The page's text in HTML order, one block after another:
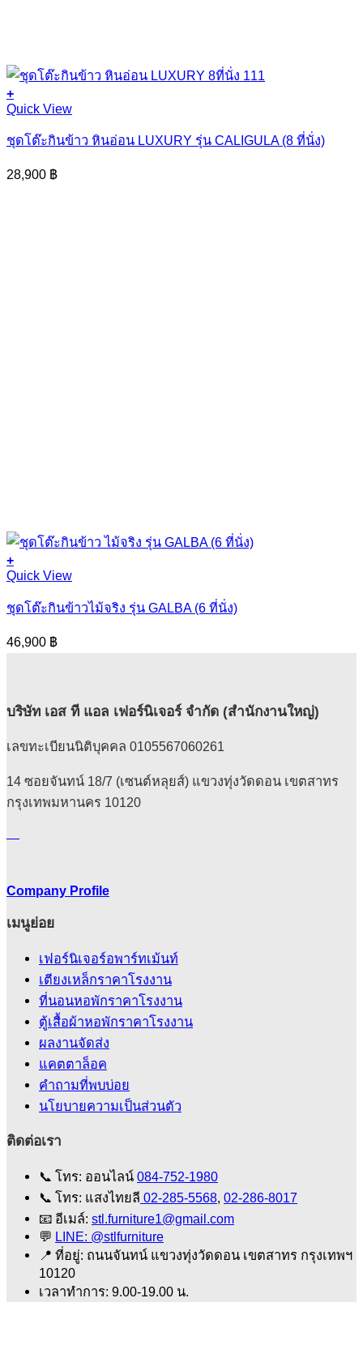
+
Quick View
ชุดโต๊ะกินข้าว หินอ่อน LUXURY รุ่น CALIGULA (8 ที่นั่ง)
28,900 ฿
+
Quick View
ชุดโต๊ะกินข้าวไม้จริง รุ่น GALBA (6 ที่นั่ง)
46,900 ฿
บริษัท เอส ที แอล เฟอร์นิเจอร์ จำกัด (สำนักงานใหญ่)
เลขทะเบียนนิติบุคคล 0105567060261
14 ซอยจันทน์ 18/7 (เซนต์หลุยส์) แขวงทุ่งวัดดอน เขตสาทร
กรุงเทพมหานคร 10120
Company Profile
เมนูย่อย
เฟอร์นิเจอร์อพาร์ทเม้นท์
เตียงเหล็กราคาโรงงาน
ที่นอนหอพักราคาโรงงาน
ตู้เสื้อผ้าหอพักราคาโรงงาน
ผลงานจัดส่ง
แคตตาล็อค
คําถามที่พบบ่อย
นโยบายความเป็นส่วนตัว
ติดต่อเรา
📞 โทร: ออนไลน์ 084-752-1980
📞 โทร: แสงไทยลี 02-285-5568, 02-286-8017
📧 อีเมล์: stl.furniture1@gmail.com
💬 LINE: @stlfurniture
📍 ที่อยู่: ถนนจันทน์ แขวงทุ่งวัดดอน เขตสาทร กรุงเทพฯ
10120
เวลาทำการ: 9.00-19.00 น.